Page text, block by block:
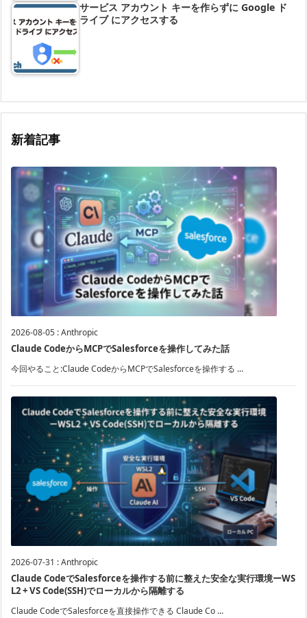
サービス アカウント キーを作らずに Google ド
ライブ にアクセスする
新着記事
2026-08-05 :Anthropic
Claude CodeからMCPでSalesforceを操作してみた話
今回やること:Claude CodeからMCPでSalesforceを操作する ...
2026-07-31 :Anthropic
Claude CodeでSalesforceを操作する前に整えた安全な実行環境ーWS
L2 + VS Code(SSH)でローカルから隔離する
Claude CodeでSalesforceを直接操作できる Claude Co ...